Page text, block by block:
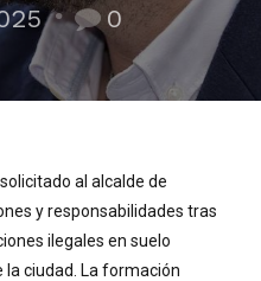
0
al alcalde de
y responsabilidades tras
ilegales en suelo
ciudad. La formación